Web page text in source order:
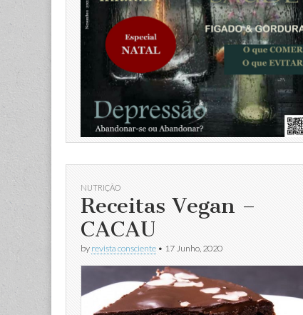
NUTRIÇÃO
Receitas Vegan –
CACAU
by revista consciente • 17 Junho, 2020